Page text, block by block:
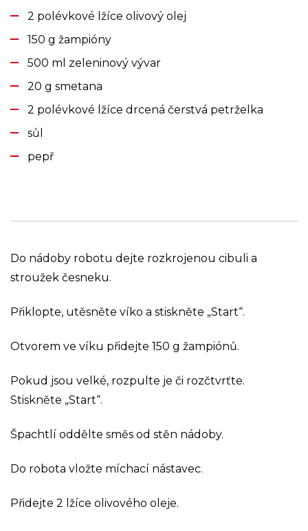
2 polévkové lžíce olivový olej
150 g žampióny
500 ml zeleninový vývar
20 g smetana
2 polévkové lžíce drcená čerstvá petrželka
sůl
pepř
Do nádoby robotu dejte rozkrojenou cibuli a
stroužek česneku.
Přiklopte, utěsněte víko a stiskněte „Start“.
Otvorem ve víku přidejte 150 g žampiónů.
Pokud jsou velké, rozpulte je či rozčtvrťte.
Stiskněte „Start“.
Špachtlí oddělte směs od stěn nádoby.
Do robota vložte míchací nástavec.
Přidejte 2 lžíce olivového oleje.